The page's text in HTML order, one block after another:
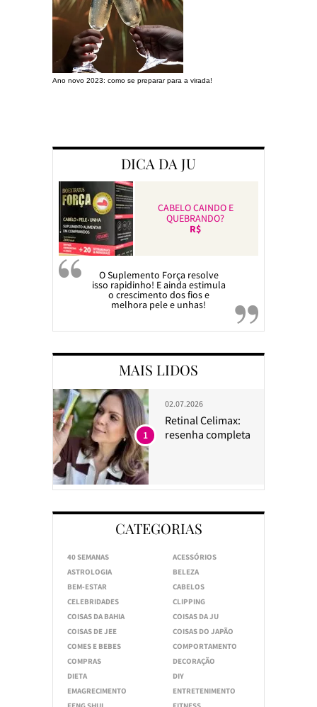
Ano novo 2023: como se preparar para a virada!
DICA DA JU
CABELO CAINDO E
QUEBRANDO?
R$
O Suplemento Força resolve
isso rapidinho! E ainda estimula
o crescimento dos fios e
melhora pele e unhas!
MAIS LIDOS
02.07.2026
Retinal Celimax:
resenha completa
1
CATEGORIAS
40 SEMANAS
ACESSÓRIOS
ASTROLOGIA
BELEZA
BEM-ESTAR
CABELOS
CELEBRIDADES
CLIPPING
COISAS DA BAHIA
COISAS DA JU
COISAS DE JEE
COISAS DO JAPÃO
COMES E BEBES
COMPORTAMENTO
COMPRAS
DECORAÇÃO
DIETA
DIY
EMAGRECIMENTO
ENTRETENIMENTO